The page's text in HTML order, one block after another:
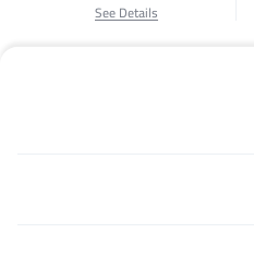
See Details